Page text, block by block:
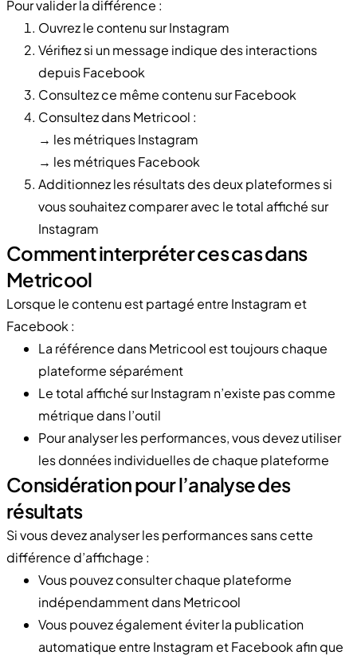
Pour valider la différence :
Ouvrez le contenu sur Instagram
Vérifiez si un message indique des interactions
depuis Facebook
Consultez ce même contenu sur Facebook
Consultez dans Metricool :
→ les métriques Instagram
→ les métriques Facebook
Additionnez les résultats des deux plateformes si
vous souhaitez comparer avec le total affiché sur
Instagram
Comment interpréter ces cas dans
Metricool
Lorsque le contenu est partagé entre Instagram et
Facebook :
La référence dans Metricool est toujours chaque
plateforme séparément
Le total affiché sur Instagram n’existe pas comme
métrique dans l’outil
Pour analyser les performances, vous devez utiliser
les données individuelles de chaque plateforme
Considération pour l’analyse des
résultats
Si vous devez analyser les performances sans cette
différence d’affichage :
Vous pouvez consulter chaque plateforme
indépendamment dans Metricool
Vous pouvez également éviter la publication
automatique entre Instagram et Facebook afin que